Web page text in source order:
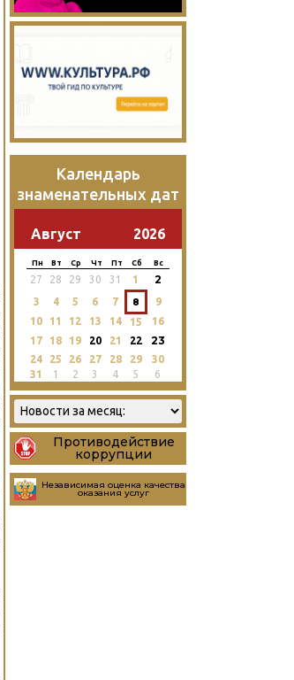
Календарь
знаменательных дат
Август 2026
Пн Вт Ср Чт Пт Сб Вс
27 28 29 30 31 1 2
3 4 5 6 7 8
9
10
11 12 13 14 15
16
17
18 19 20 21 22 23
24 25 26 27 28 29
30
31
1 2 3 4 5 6
Противодействие
коррупции
Независимая оценка качества
оказания услуг